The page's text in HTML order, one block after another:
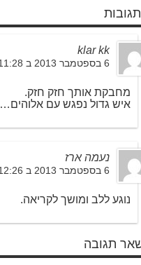
klar kk
6 בספטמבר 2013 ב 11:28
מחבקת אותך חזק חזק.
איש גדול נפגש עם אלוהים…
נעמה ארז
6 בספטמבר 2013 ב 12:26
נוגע ללב ומושך לקריאה.
תגובה